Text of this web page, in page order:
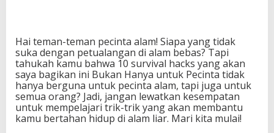
a
m
,
I
n
i
D
i
Hai teman-teman pecinta alam! Siapa yang tidak
suka dengan petualangan di alam bebas? Tapi
tahukah kamu bahwa 10 survival hacks yang akan
saya bagikan ini Bukan Hanya untuk Pecinta tidak
hanya berguna untuk pecinta alam, tapi juga untuk
semua orang? Jadi, jangan lewatkan kesempatan
untuk mempelajari trik-trik yang akan membantu
kamu bertahan hidup di alam liar. Mari kita mulai!